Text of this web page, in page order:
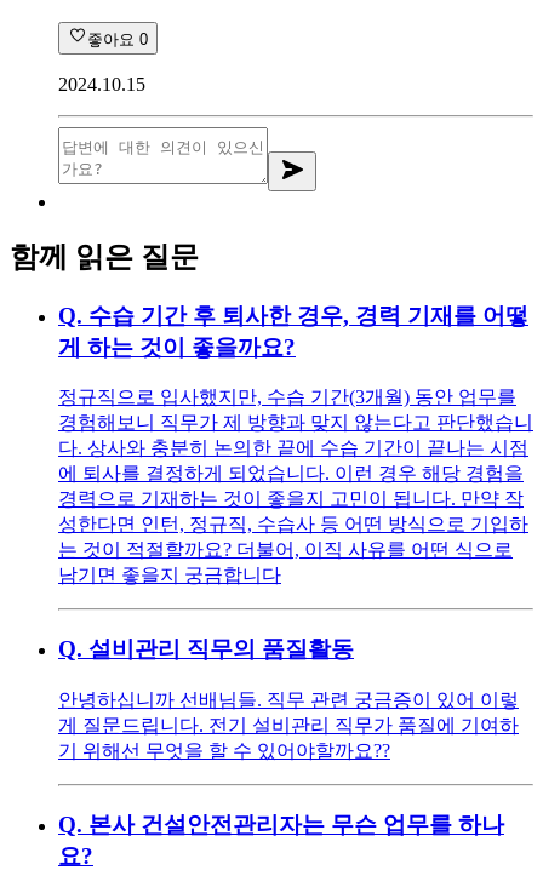
좋아요 0
2024.10.15
함께 읽은 질문
Q. 수습 기간 후 퇴사한 경우, 경력 기재를 어떻
게 하는 것이 좋을까요?
정규직으로 입사했지만, 수습 기간(3개월) 동안 업무를
경험해보니 직무가 제 방향과 맞지 않는다고 판단했습니
다. 상사와 충분히 논의한 끝에 수습 기간이 끝나는 시점
에 퇴사를 결정하게 되었습니다. 이런 경우 해당 경험을
경력으로 기재하는 것이 좋을지 고민이 됩니다. 만약 작
성한다면 인턴, 정규직, 수습사 등 어떤 방식으로 기입하
는 것이 적절할까요? 더불어, 이직 사유를 어떤 식으로
남기면 좋을지 궁금합니다
Q. 설비관리 직무의 품질활동
안녕하십니까 선배님들. 직무 관련 궁금증이 있어 이렇
게 질문드립니다. 전기 설비관리 직무가 품질에 기여하
기 위해선 무엇을 할 수 있어야할까요??
Q. 본사 건설안전관리자는 무슨 업무를 하나
요?